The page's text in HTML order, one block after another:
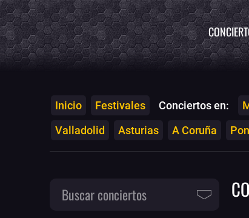
Inicio Festivales Conciertos en:
Valladolid
Asturias A Coruña
Buscar conciertos